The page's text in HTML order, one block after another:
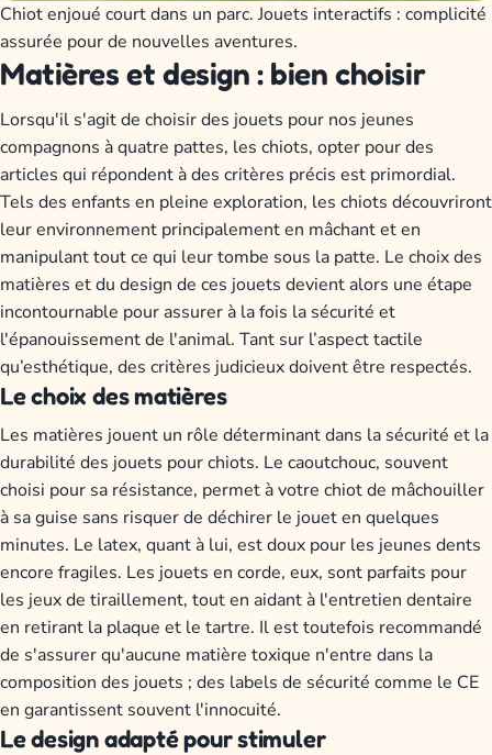
Chiot enjoué court dans un parc. Jouets interactifs : complicité
assurée pour de nouvelles aventures.
Matières et design : bien choisir
Lorsqu'il s'agit de choisir des jouets pour nos jeunes
compagnons à quatre pattes, les chiots, opter pour des
articles qui répondent à des critères précis est primordial.
Tels des enfants en pleine exploration, les chiots découvriront
leur environnement principalement en mâchant et en
manipulant tout ce qui leur tombe sous la patte. Le choix des
matières et du design de ces jouets devient alors une étape
incontournable pour assurer à la fois la sécurité et
l'épanouissement de l'animal. Tant sur l’aspect tactile
qu’esthétique, des critères judicieux doivent être respectés.
Le choix des matières
Les matières jouent un rôle déterminant dans la sécurité et la
durabilité des jouets pour chiots. Le caoutchouc, souvent
choisi pour sa résistance, permet à votre chiot de mâchouiller
à sa guise sans risquer de déchirer le jouet en quelques
minutes. Le latex, quant à lui, est doux pour les jeunes dents
encore fragiles. Les jouets en corde, eux, sont parfaits pour
les jeux de tiraillement, tout en aidant à l'entretien dentaire
en retirant la plaque et le tartre. Il est toutefois recommandé
de s'assurer qu'aucune matière toxique n'entre dans la
composition des jouets ; des labels de sécurité comme le CE
en garantissent souvent l'innocuité.
Le design adapté pour stimuler